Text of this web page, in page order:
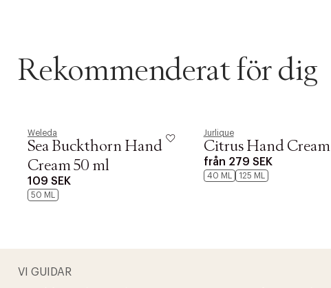
Rekommenderat för dig
Weleda
Sea Buckthorn Hand
Cream 50 ml
109 SEK
50 ML
Jurlique
Citrus Hand Cream
från 279 SEK
40 ML 125 ML
VI GUIDAR